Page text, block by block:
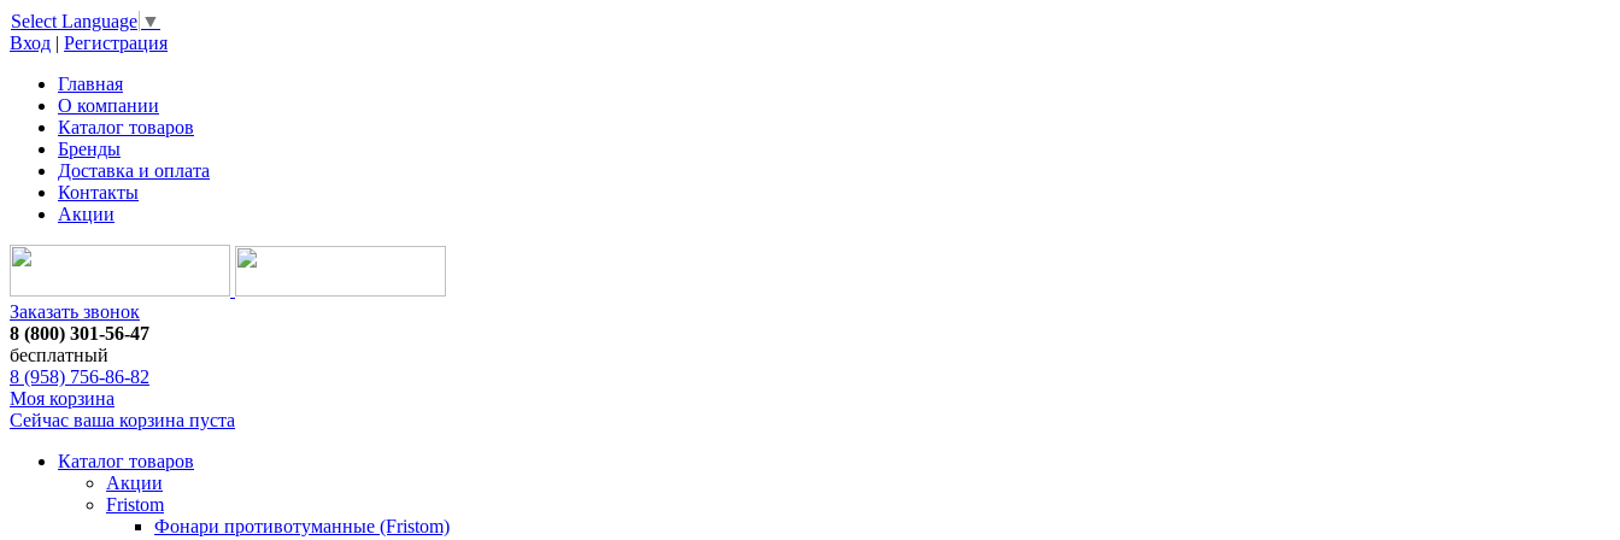
Select Language ▼
Вход | Регистрация
Главная
О компании
Каталог товаров
Бренды
Доставка и оплата
Контакты
Акции
Заказать звонок
8 (800) 301-56-47
бесплатный
8 (958) 756-86-82
Моя корзина
Сейчас ваша корзина пуста
Каталог товаров
Акции
Fristom
Фонари противотуманные (Fristom)